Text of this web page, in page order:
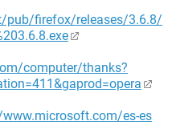
pub/firefox/releases/3.6.8/
computer/thanks?
es-es